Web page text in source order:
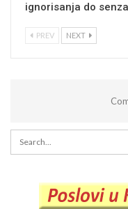
ignorisanja do
PREV NEXT